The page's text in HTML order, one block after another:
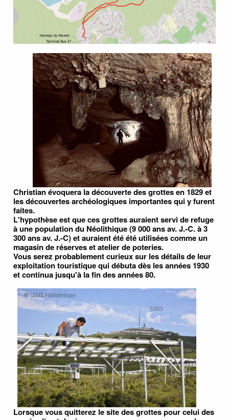
Christian évoquera la découverte des grottes en 1829 et
les découvertes archéologiques importantes qui y furent
faites.
L'hypothèse est que ces grottes auraient servi de refuge
à une population du Néolithique (9 000 ans av. J.-C. à 3
300 ans av. J.-C) et auraient été été utilisées comme un
magasin de réserves et atelier de poteries.
Vous serez probablement curieux sur les détails de leur
exploitation touristique qui débuta dès les années 1930
et continua jusqu'à la fin des années 80.
Lorsque vous quitterez le site des grottes pour celui des